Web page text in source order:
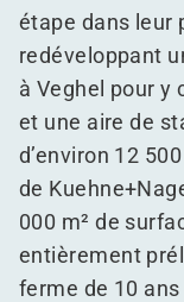
étape dans leur
redéveloppant
à Veghel pour y
et une aire de
d’environ 12
de
000 m² de
entièrement
ferme de 10